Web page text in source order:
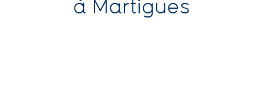
à Martigues